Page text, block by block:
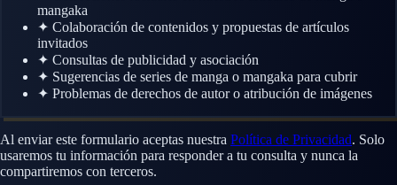
mangaka
✦ Colaboración de contenidos y propuestas de artículos
invitados
✦ Consultas de publicidad y asociación
✦ Sugerencias de series de manga o mangaka para cubrir
✦ Problemas de derechos de autor o atribución de imágenes
Al enviar este formulario aceptas nuestra Política de Privacidad. Solo
usaremos tu información para responder a tu consulta y nunca la
compartiremos con terceros.